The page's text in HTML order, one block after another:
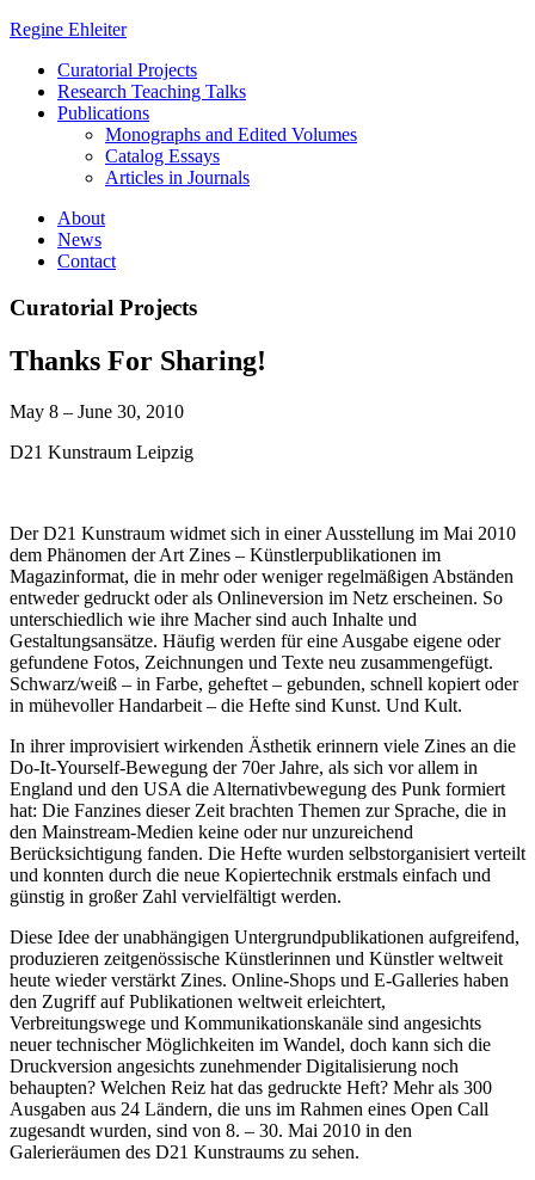
Regine Ehleiter
Curatorial Projects
Research Teaching Talks
Publications
Monographs and Edited Volumes
Catalog Essays
Articles in Journals
About
News
Contact
Curatorial Projects
Thanks For Sharing!
May 8 – June 30, 2010
D21 Kunstraum Leipzig
Der D21 Kunstraum widmet sich in einer Ausstellung im Mai 2010
dem Phänomen der Art Zines – Künstlerpublikationen im
Magazinformat, die in mehr oder weniger regelmäßigen Abständen
entweder gedruckt oder als Onlineversion im Netz erscheinen. So
unterschiedlich wie ihre Macher sind auch Inhalte und
Gestaltungsansätze. Häufig werden für eine Ausgabe eigene oder
gefundene Fotos, Zeichnungen und Texte neu zusammengefügt.
Schwarz/weiß – in Farbe, geheftet – gebunden, schnell kopiert oder
in mühevoller Handarbeit – die Hefte sind Kunst. Und Kult.
In ihrer improvisiert wirkenden Ästhetik erinnern viele Zines an die
Do-It-Yourself-Bewegung der 70er Jahre, als sich vor allem in
England und den USA die Alternativbewegung des Punk formiert
hat: Die Fanzines dieser Zeit brachten Themen zur Sprache, die in
den Mainstream-Medien keine oder nur unzureichend
Berücksichtigung fanden. Die Hefte wurden selbstorganisiert verteilt
und konnten durch die neue Kopiertechnik erstmals einfach und
günstig in großer Zahl vervielfältigt werden.
Diese Idee der unabhängigen Untergrundpublikationen aufgreifend,
produzieren zeitgenössische Künstlerinnen und Künstler weltweit
heute wieder verstärkt Zines. Online-Shops und E-Galleries haben
den Zugriff auf Publikationen weltweit erleichtert,
Verbreitungswege und Kommunikationskanäle sind angesichts
neuer technischer Möglichkeiten im Wandel, doch kann sich die
Druckversion angesichts zunehmender Digitalisierung noch
behaupten? Welchen Reiz hat das gedruckte Heft? Mehr als 300
Ausgaben aus 24 Ländern, die uns im Rahmen eines Open Call
zugesandt wurden, sind von 8. – 30. Mai 2010 in den
Galerieräumen des D21 Kunstraums zu sehen.